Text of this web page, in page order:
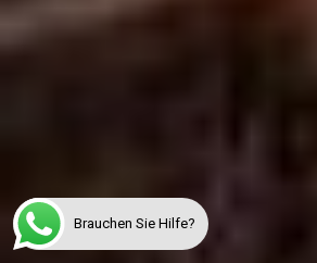
Brauchen Sie Hilfe?